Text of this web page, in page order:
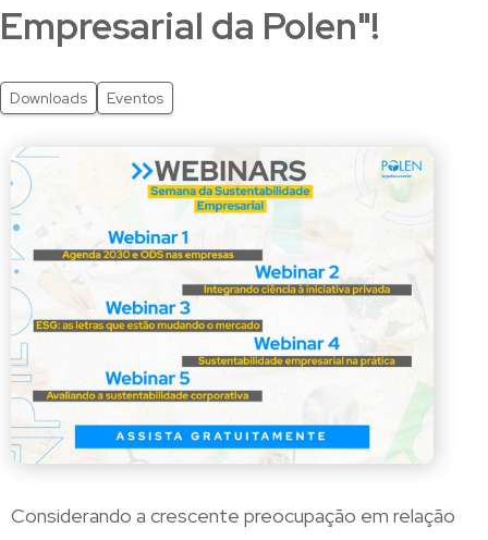
Empresarial da Polen"!
Downloads Eventos
Considerando a crescente preocupação em relação